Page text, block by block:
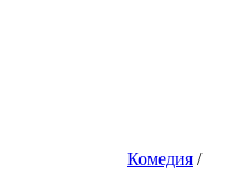
Комедия /